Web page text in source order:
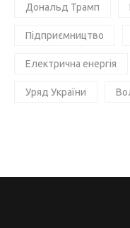
Дональд Трамп
Підприємництво
Електрична енергія
Уряд України